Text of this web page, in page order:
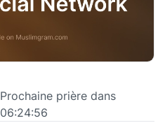
Prochaine prière dans
06:24:56